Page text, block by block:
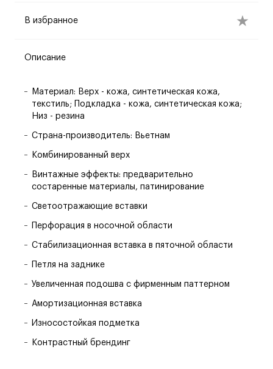
В избранное
Описание
Материал: Верх - кожа, синтетическая кожа,
текстиль; Подкладка - кожа, синтетическая кожа;
Низ - резина
Страна-производитель: Вьетнам
Комбинированный верх
Винтажные эффекты: предварительно
состаренные материалы, патинирование
Светоотражающие вставки
Перфорация в носочной области
Стабилизационная вставка в пяточной области
Петля на заднике
Увеличенная подошва с фирменным паттерном
Амортизационная вставка
Износостойкая подметка
Контрастный брендинг